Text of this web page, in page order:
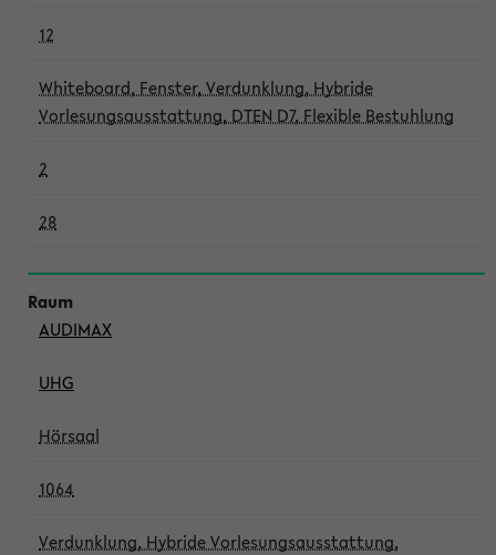
12
Whiteboard, Fenster, Verdunklung, Hybride
Vorlesungsausstattung, DTEN D7, Flexible Bestuhlung
2
28
AUDIMAX
UHG
Hörsaal
1064
Verdunklung, Hybride Vorlesungsausstattung,